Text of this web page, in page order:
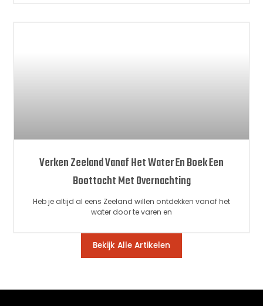
Verken Zeeland Vanaf Het Water En Boek Een
Boottocht Met Overnachting
Heb je altijd al eens Zeeland willen ontdekken vanaf het
water door te varen en
Bekijk Alle Artikelen